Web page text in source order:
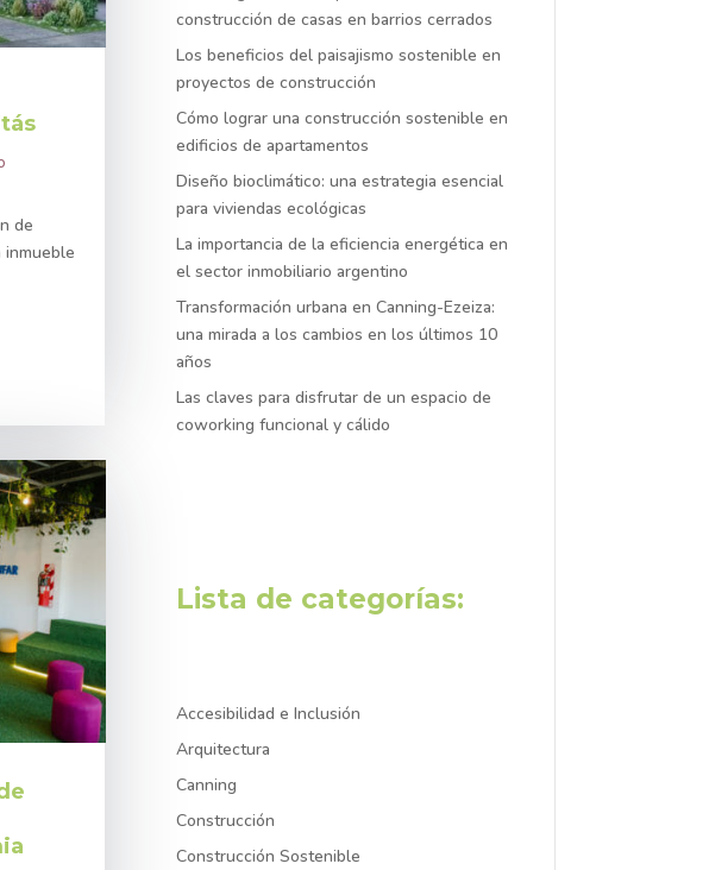
de
inmueble
construcción de casas en barrios cerrados
Los beneficios del paisajismo sostenible en
proyectos de construcción
Cómo lograr una construcción sostenible en
edificios de apartamentos
Diseño bioclimático: una estrategia esencial
para viviendas ecológicas
La importancia de la eficiencia energética en
el sector inmobiliario argentino
Transformación urbana en Canning-Ezeiza:
una mirada a los cambios en los últimos 10
años
Las claves para disfrutar de un espacio de
coworking funcional y cálido
Lista de categorías:
Accesibilidad e Inclusión
Arquitectura
Canning
Construcción
Construcción Sostenible